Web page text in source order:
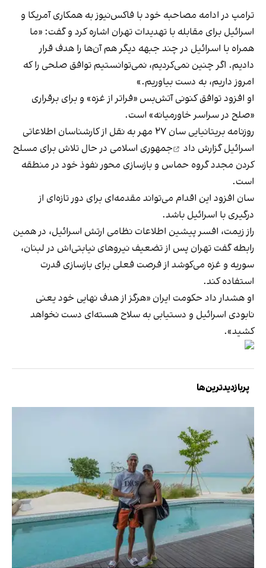
ترامپ در ادامه مصاحبه خود با فاکس‌نیوز به همکاری آمریکا و
اسرائیل برای مقابله با تهدیدات تهران اشاره کرد و گفت: «ما
همراه با اسرائیل در چند جبهه دیگر هم آن‌ها را هدف قرار
دادیم. اگر چنین نمی‌کردیم، نمی‌توانستیم توافق صلحی را که
امروز داریم، به دست بیاوریم.»
او افزود توافق کنونی آتش‌بس «فراتر از غزه» و برای برقراری
«صلح در سراسر خاورمیانه» است.
روزنامه بریتانیایی سان ۲۷ مهر به نقل از کارشناسان اطلاعاتی
اسرائیلگزارش داد
جمهوری اسلامی در حال تلاش برای مسلح
کردن مجدد گروه حماس و بازسازی محور نفوذ خود در منطقه
است.
سان افزود این اقدام می‌تواند مقدمه‌ای برای دور تازه‌ای از
درگیری با اسرائیل باشد.
راز زیمت، افسر پیشین اطلاعات نظامی ارتش اسرائیل، در همین
رابطه گفت تهران پس از تضعیف نیروهای نیابتی‌اش در لبنان،
سوریه و غزه می‌کوشد از فرصت فعلی برای بازسازی قدرت
استفاده کند.
او هشدار داد حکومت ایران «هرگز از هدف نهایی خود یعنی
نابودی اسرائیل و دستیابی به سلاح هسته‌ای دست نخواهد
کشید».
پربازدیدترین‌ها